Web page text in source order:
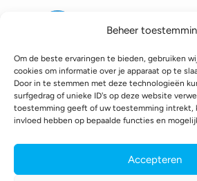
Beheer
Om de beste ervaringen te bieden, gebruiken
cookies om informatie over je apparaat op te
Door in te stemmen met deze technologieën
surfgedrag of unieke ID's op deze website
toestemming geeft of uw toestemming intrekt,
invloed hebben op bepaalde functies en
Accepteren
BTW: BE0771.941.935
© 2025 DroneDepot. Alle rechten